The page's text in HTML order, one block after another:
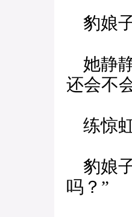
豹娘
她静
还会不
练惊
豹娘
吗？”